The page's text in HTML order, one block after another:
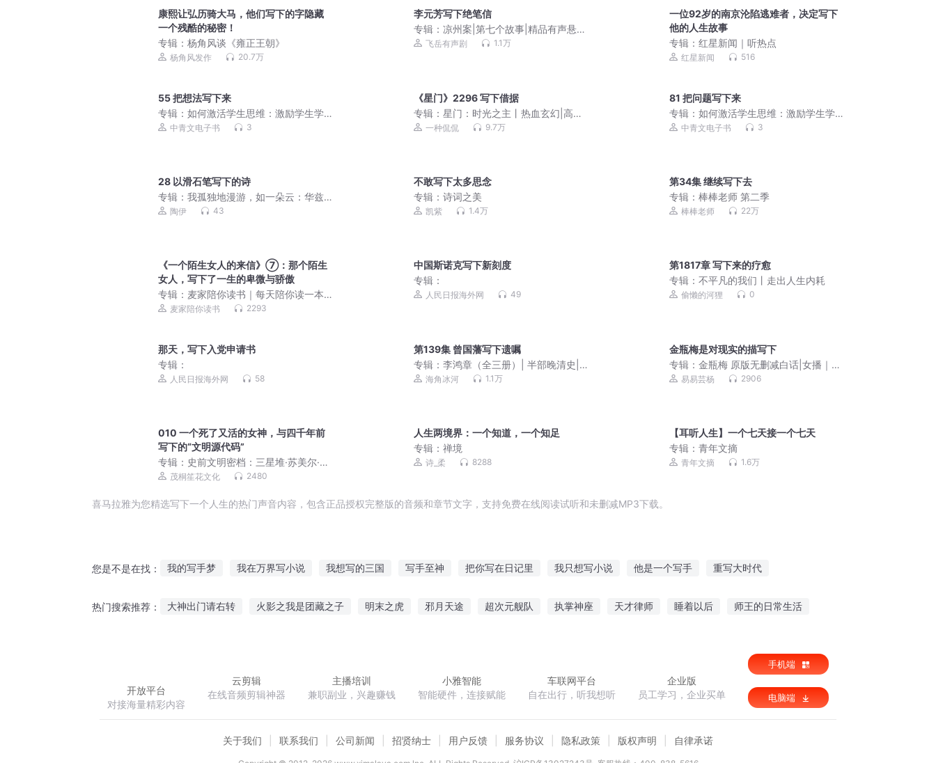
康熙让弘历骑大马，他们写下的字隐藏
一个残酷的秘密！
专辑： 杨角风谈《雍正王朝》
杨角风发作 20.7万
李元芳写下绝笔信
专辑：凉州案|第七个故事|精品有声悬疑
探案剧
飞岳有声剧 1.1万
一位92岁的南京沦陷逃难者，决定写下
他的人生故事
专辑：红星新闻｜听热点
红星新闻 516
55 把想法写下来
专辑： 如何激活学生思维：激励学生学
习与思考的187个教学工具|精品|〔英〕
中青文电子书 3
《星门》2296 写下借据
专辑：星门：时光之主丨热血玄幻|高武
爽文丨一种侃侃丨老鹰吃小鸡
一种侃侃 9.7万
81 把问题写下来
专辑：如何激活学生思维：激励学生学
习与思考的187个教学工具|精品|〔英〕
中青文电子书 3
28 以滑石笔写下的诗
专辑： 我孤独地漫游，如一朵云：华兹
华斯抒情诗选
陶伊 43
不敢写下太多思念
专辑：诗词之美
凯紫 1.4万
第34集 继续写下去
专辑：棒棒老师 第二季
棒棒老师 22万
《一个陌生女人的来信》⑦：那个陌生
女人，写下了一生的卑微与骄傲
专辑： 麦家陪你读书｜每天陪你读一本
世界名著｜百年孤独｜活着｜人世间｜
麦家陪你读书 2293
中国斯诺克写下新刻度
专辑：
人民日报海外网 49
第1817章 写下来的疗愈
专辑：不平凡的我们丨走出人生内耗
偷懒的河狸 0
那天，写下入党申请书
专辑：
人民日报海外网 58
第139集 曾国藩写下遗嘱
专辑：李鸿章（全三册）| 半部晚清史|
政商谋略 为人处世| 还原曾国藩、李鸿
海角冰河 1.1万
金瓶梅是对现实的描写下
专辑：金瓶梅 原版无删减白话|女播｜古
今第一奇书｜
易易芸杨 2906
010 一个死了又活的女神，与四千年前
写下的“文明源代码”
专辑： 史前文明密档：三星堆·苏美尔·宇
宙墙茂桐笙花文化 2480
人生两境界：一个知道，一个知足
专辑：禅境
诗_柔 8288
【耳听人生】一个七天接一个七天
专辑：青年文摘
青年文摘 1.6万
喜马拉雅为您精选写下一个人生的热门声音内容，包含正品授权完整版的音频和章节文字，支持免费在线阅读试听和未删减MP3下载。
您是不是在找： 我的写手梦 我在万界写小说 我想写的三国 写手至神 把你写在日记里 我只想写小说 他是一个写手 重写大时代
重生之再写青春 想你就写歌 写手修仙系统 不会写日记 写一个世界 写手之王 写手的穿越 生活不如写书
热门搜索推荐： 大神出门请右转 火影之我是团藏之子 明末之虎 邪月天途 超次元舰队 执掌神座 天才律师 睡着以后 师王的日常生活
开放平台
对接海量精彩内容
云剪辑
在线音频剪辑神器
主播培训
兼职副业，兴趣赚钱
小雅智能
智能硬件，连接赋能
车联网平台
自在出行，听我想听
企业版
员工学习，企业买单
手机端
电脑端
关于我们 联系我们 公司新闻 招贤纳士 用户反馈 服务协议 隐私政策 版权声明 自律承诺